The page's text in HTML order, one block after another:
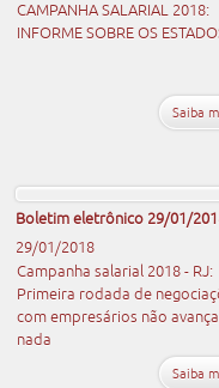
CAMPANHA SALARIAL 2018:
INFORME SOBRE OS
Saiba
Boletim eletrônico 29/01/
29/01/2018
Campanha salarial 2018 - RJ:
Primeira rodada de
com empresários não
nada
Saiba